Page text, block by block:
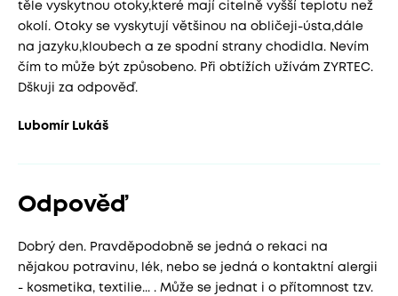
těle vyskytnou otoky,které mají citelně vyšší teplotu než
okolí. Otoky se vyskytují většinou na obličeji-ústa,dále
na jazyku,kloubech a ze spodní strany chodidla. Nevím
čím to může být způsobeno. Při obtížích užívám ZYRTEC.
Dškuji za odpověď.
Lubomír Lukáš
Odpověď
Dobrý den. Pravděpodobně se jedná o rekaci na
nějakou potravinu, lék, nebo se jedná o kontaktní alergii
- kosmetika, textilie... . Může se jednat i o přítomnost tzv.